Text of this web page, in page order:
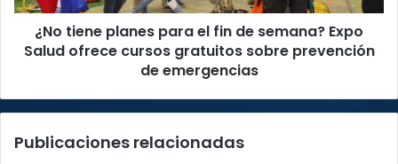
Expo
Salud
ofrece
sobre
de
¿No tiene planes para el fin de semana? Expo
Salud ofrece cursos gratuitos sobre prevención
de emergencias
Publicaciones relacionadas